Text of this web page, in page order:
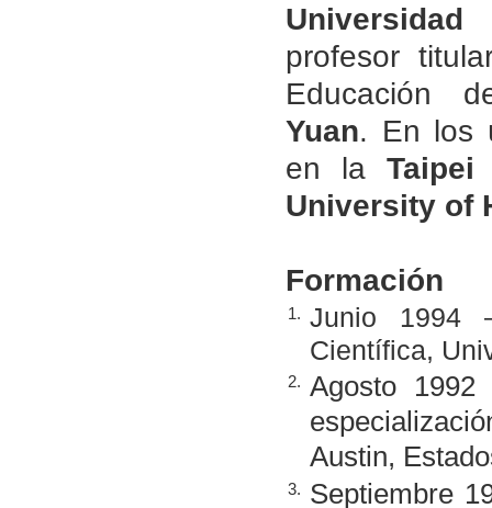
profesor
Yuan. En los
en la Taipei
University of
Formación
1. Junio 1994
Científica,
2. Agosto
Austin,
3. Septiembre